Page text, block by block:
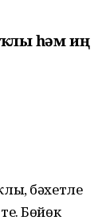
һәм иң
бәхетле
Бөйөк